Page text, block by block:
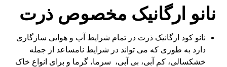
نانو ارگانیک مخصوص ذرت
نانو کود ارگانیک ذرت در تمام شرایط آب و هوایی سازگاری
دارد به طوری که می تواند در شرایط نامساعد از جمله
خشکسالی، کم آبی، بی آبی، سرما، گرما و برای انواع خاک